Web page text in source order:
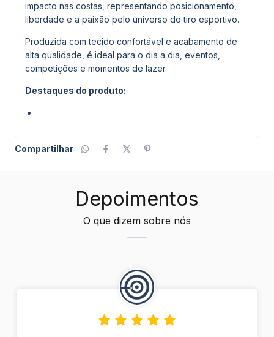
impacto nas costas, representando posicionamento,
liberdade e a paixão pelo universo do tiro esportivo.
Produzida com tecido confortável e acabamento de
alta qualidade, é ideal para o dia a dia, eventos,
competições e momentos de lazer.
Destaques do produto:
Compartilhar
Depoimentos
O que dizem sobre nós